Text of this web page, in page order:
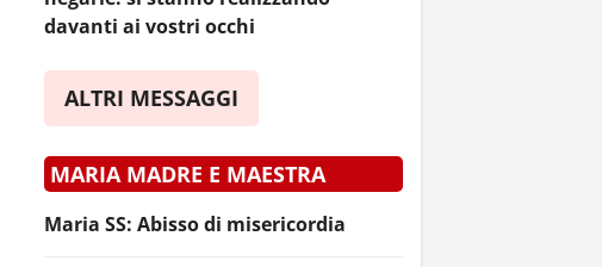
davanti ai vostri occhi
ALTRI MESSAGGI
MARIA MADRE E MAESTRA
Maria SS: Abisso di misericordia